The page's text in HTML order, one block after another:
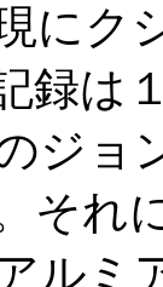
にク
録は
ジョ
それ
ルミ